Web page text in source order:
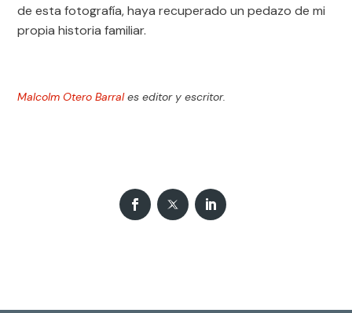
de esta fotografía, haya recuperado un pedazo de mi
propia historia familiar.
Malcolm Otero Barrales editor y escritor.